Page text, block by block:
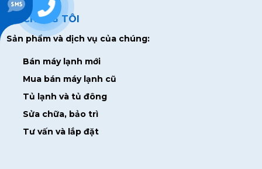
VỀ CHÚNG TÔI
Sản phẩm và dịch vụ của chúng:
Bán máy lạnh mới
Mua bán máy lạnh cũ
Tủ lạnh và tủ đông
Sửa chữa, bảo trì
Tư vấn và lắp đặt
0938928715